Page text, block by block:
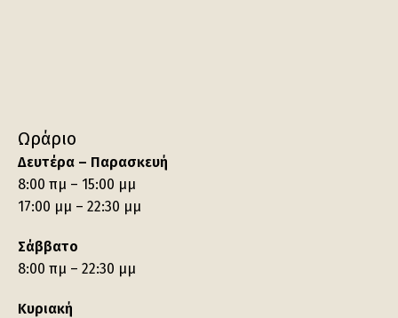
Ωράριο
Δευτέρα – Παρασκευή
8:00 πμ – 15:00 μμ
17:00 μμ – 22:30 μμ
Σάββατο
8:00 πμ – 22:30 μμ
Κυριακή